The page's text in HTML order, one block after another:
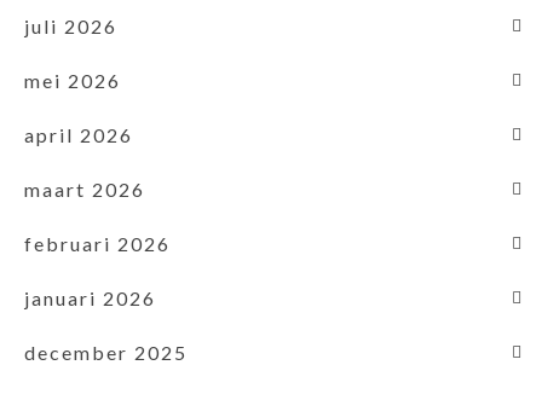
juli 2026
mei 2026
april 2026
maart 2026
februari 2026
januari 2026
december 2025